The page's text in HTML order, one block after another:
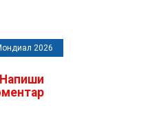
2026
Напиши